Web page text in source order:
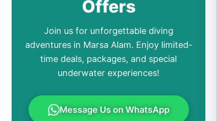
Offers
Join us for unforgettable diving
adventures in Marsa Alam. Enjoy limited-
time deals, packages, and special
underwater experiences!
Message Us on WhatsApp